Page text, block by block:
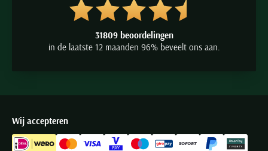
31809 beoordelingen
in de laatste 12 maanden 96% beveelt ons aan.
Wij accepteren